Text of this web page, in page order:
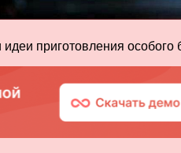
приготовления